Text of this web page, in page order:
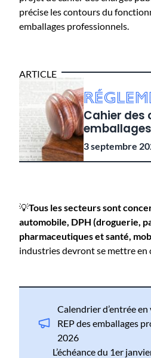
précise les contours du
emballages professionnels.
ARTICLE
Cahier des
le projet est
3 septembre
💡Tous les secteurs sont
automobile, DPH (droguerie,
pharmaceutiques et santé,
industries devront se mettre en
Calendrier d’entrée
REP des emballages
2026
L’échéance du 1er